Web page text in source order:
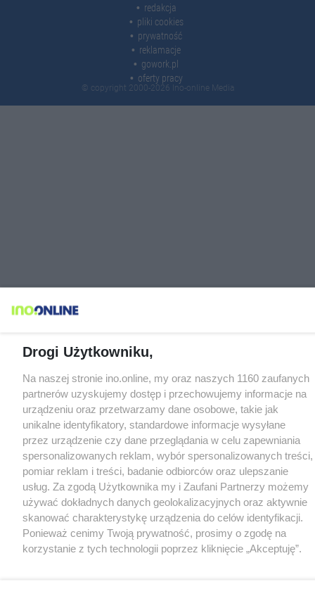
redakcja
pliki cookies
prywatność
reklamacje
gowork.pl
oferty pracy
© copyright 2000-2026 Ino-online Media
Drogi Użytkowniku,
Na naszej stronie ino.online, my oraz naszych 1160 zaufanych
partnerów uzyskujemy dostęp i przechowujemy informacje na
urządzeniu oraz przetwarzamy dane osobowe, takie jak
unikalne identyfikatory, standardowe informacje wysyłane
przez urządzenie czy dane przeglądania w celu zapewniania
spersonalizowanych reklam, wybór spersonalizowanych treści,
pomiar reklam i treści, badanie odbiorców oraz ulepszanie
usług. Za zgodą Użytkownika my i Zaufani Partnerzy możemy
używać dokładnych danych geolokalizacyjnych oraz aktywnie
skanować charakterystykę urządzenia do celów identyfikacji.
Ponieważ cenimy Twoją prywatność, prosimy o zgodę na
korzystanie z tych technologii poprzez kliknięcie „Akceptuję”.